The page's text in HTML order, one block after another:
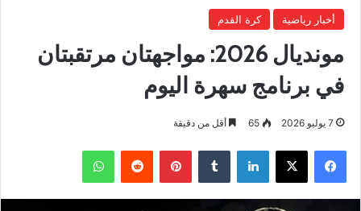
أخبار رياضية كرة القدم
مونديال 2026: مواجهتان مرتقبتان
في برنامج سهرة اليوم
7 يوليو 2026 65 أقل من دقيقة
فيسبوك ‫X لينكدإن بينتيريست واتساب